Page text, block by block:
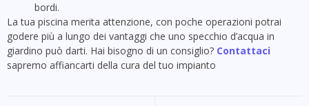
bordi.
La tua piscina merita attenzione, con poche operazioni potrai
godere più a lungo dei vantaggi che uno specchio d’acqua in
giardino può darti. Hai bisogno di un consiglio? Contattaci
sapremo affiancarti della cura del tuo impianto